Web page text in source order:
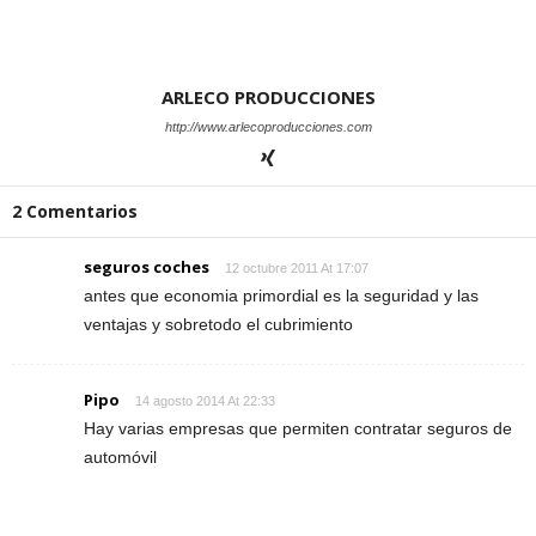
ARLECO PRODUCCIONES
http://www.arlecoproducciones.com
2 Comentarios
seguros coches 12 octubre 2011 At 17:07
antes que economia primordial es la seguridad y las
ventajas y sobretodo el cubrimiento
Pipo 14 agosto 2014 At 22:33
Hay varias empresas que permiten contratar seguros de
automóvil